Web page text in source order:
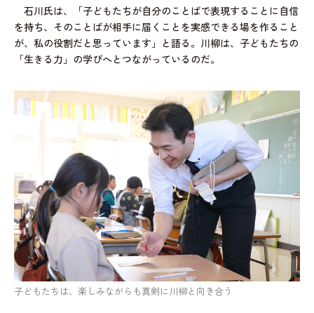
石川氏は、「子どもたちが自分のことばで表現することに自信
を持ち、そのことばが相手に届くことを実感できる場を作ること
が、私の役割だと思っています」と語る。川柳は、子どもたちの
「生きる力」の学びへとつながっているのだ。
子どもたちは、楽しみながらも真剣に川柳と向き合う